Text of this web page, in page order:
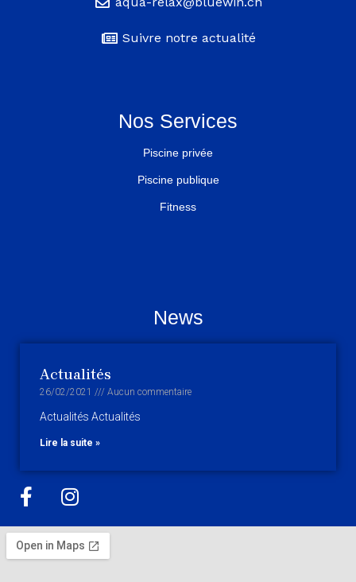
Suivre notre actualité
Nos Services
Piscine privée
Piscine publique
Fitness
News
Actualités
26/02/2021 Aucun commentaire
Actualités Actualités
Lire la suite »